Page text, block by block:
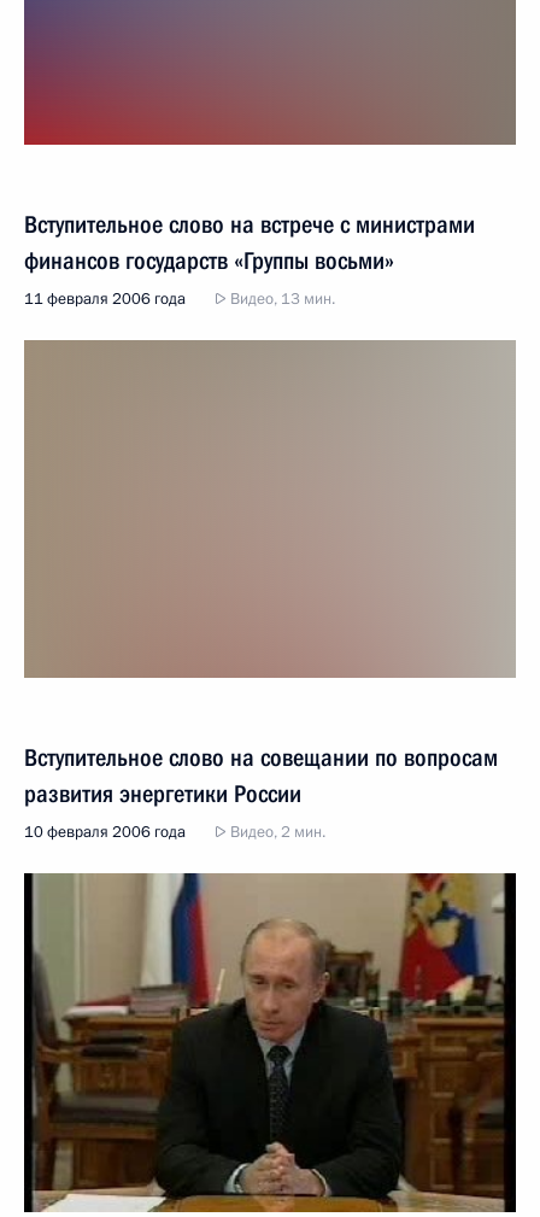
Вступительное слово на встрече с министрами
финансов государств «Группы восьми»
11 февраля 2006 года Видео, 13 мин.
Вступительное слово на совещании по вопросам
развития энергетики России
10 февраля 2006 года Видео, 2 мин.